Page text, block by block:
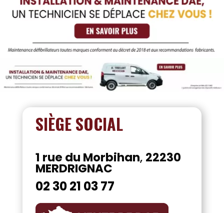
SIÈGE SOCIAL
1 rue du Morbihan, 22230
MERDRIGNAC
02 30 21 03 77